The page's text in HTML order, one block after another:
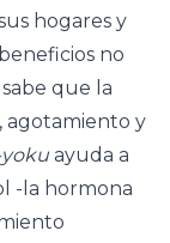
hogares y
no
que la
agotamiento y
ayuda a
-la hormona